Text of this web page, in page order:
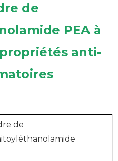
de
PEA à
anti-
de